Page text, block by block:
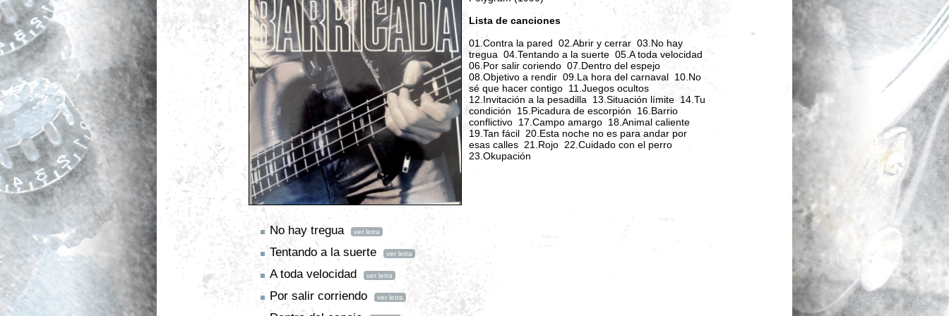
Lista de canciones
01.Contra la pared 02.Abrir y cerrar 03.No hay
tregua 04.Tentando a la suerte 05.A toda velocidad
06.Por salir coriendo 07.Dentro del espejo
08.Objetivo a rendir 09.La hora del carnaval 10.No
sé que hacer contigo 11.Juegos ocultos
12.Invitación a la pesadilla 13.Situación límite 14.Tu
condición 15.Picadura de escorpión 16.Barrio
conflictivo 17.Campo amargo 18.Animal caliente
19.Tan fácil 20.Esta noche no es para andar por
esas calles 21.Rojo 22.Cuidado con el perro
23.Okupación
No hay tregua ver letra
Tentando a la suerte ver letra
A toda velocidad ver letra
Por salir corriendo ver letra